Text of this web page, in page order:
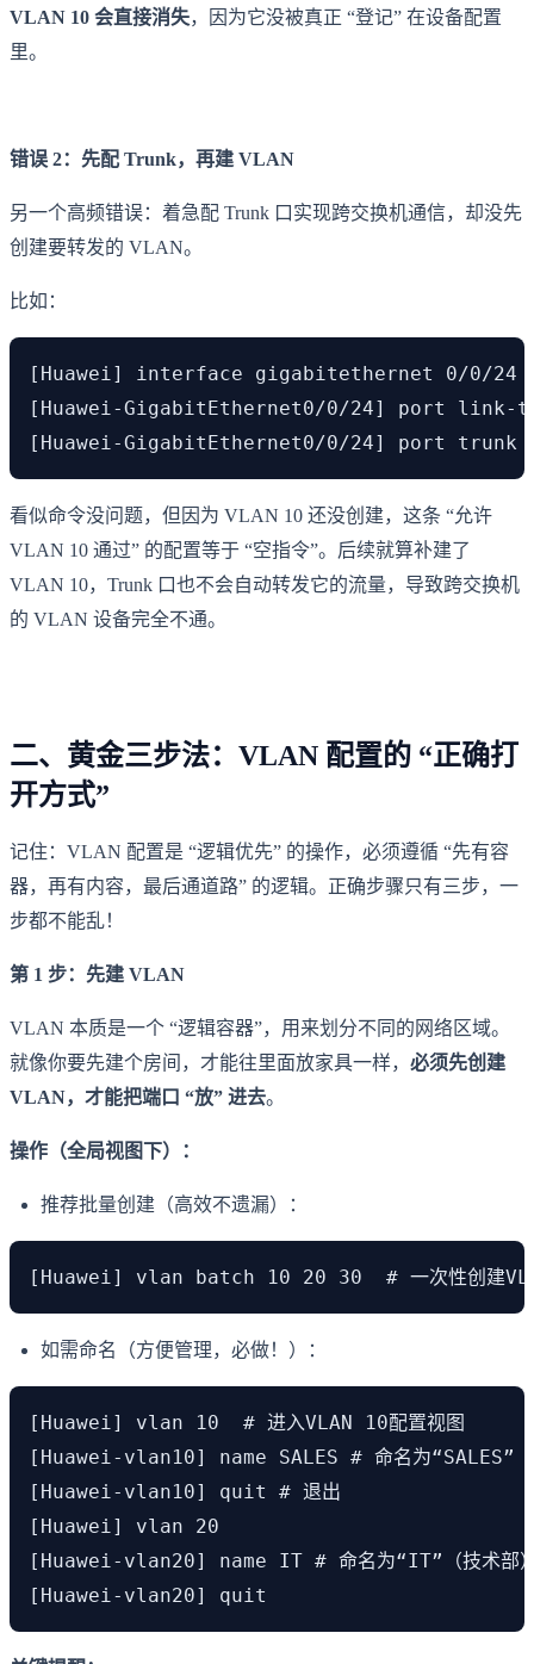
VLAN 10 会直接消失，因为它没被真正 “登记” 在设备配置
里。
错误 2：先配 Trunk，再建 VLAN
另一个高频错误：着急配 Trunk 口实现跨交换机通信，却没先
创建要转发的 VLAN。
比如：
[Huawei] interface gigabitethernet 0/0/24
[Huawei-GigabitEthernet0/0/24] port link-
[Huawei-GigabitEthernet0/0/24] port trunk
看似命令没问题，但因为 VLAN 10 还没创建，这条 “允许
VLAN 10 通过” 的配置等于 “空指令”。后续就算补建了
VLAN 10，Trunk 口也不会自动转发它的流量，导致跨交换机
的 VLAN 设备完全不通。
二、黄金三步法：VLAN 配置的 “正确打
开方式”
记住：VLAN 配置是 “逻辑优先” 的操作，必须遵循 “先有容
器，再有内容，最后通道路” 的逻辑。正确步骤只有三步，一
步都不能乱！
第 1 步：先建 VLAN
VLAN 本质是一个 “逻辑容器”，用来划分不同的网络区域。
就像你要先建个房间，才能往里面放家具一样， 必须先创建
VLAN，才能把端口 “放” 进去。
操作（全局视图下）：
推荐批量创建（高效不遗漏）：
[Huawei] vlan batch 10 20 30  # 一次性创建
如需命名（方便管理，必做！）：
[Huawei] vlan 10  # 进入VLAN 10配置视图
[Huawei-vlan10] name SALES # 命名为“SALES”（
[Huawei-vlan10] quit # 退出
[Huawei] vlan 20
[Huawei-vlan20] name IT # 命名为“IT”（技术部
[Huawei-vlan20] quit